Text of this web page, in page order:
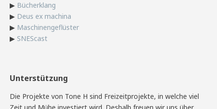
▶ Bücherklang
▶ Deus ex machina
▶ Maschinengeflüster
▶ SNEScast
Unterstützung
Die Projekte von Tone H sind Freizeitprojekte, in welche viel